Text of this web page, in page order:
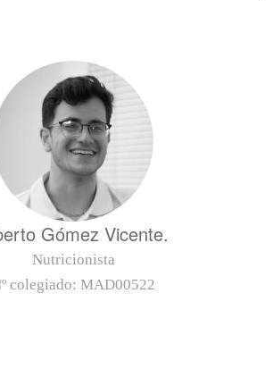
Gómez Vicente.
Nutricionista
colegiado: MAD00522